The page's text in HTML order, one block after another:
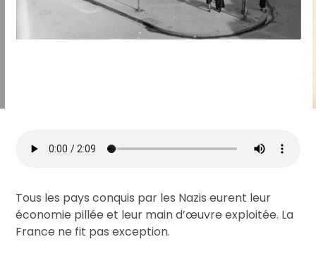
Tous les pays conquis par les Nazis eurent leur
économie pillée et leur main d’œuvre exploitée. La
France ne fit pas exception.